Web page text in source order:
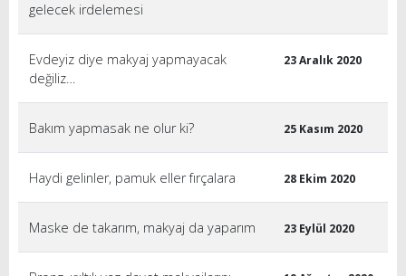
gelecek irdelemesi
Evdeyiz diye makyaj yapmayacak
değiliz…
23 Aralık 2020
Bakım yapmasak ne olur ki? 25 Kasım 2020
Haydi gelinler, pamuk eller fırçalara 28 Ekim 2020
Maske de takarım, makyaj da yaparım 23 Eylül 2020